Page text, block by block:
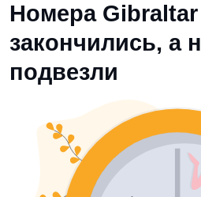
Номера Gibraltar
закончились, а
подвезли